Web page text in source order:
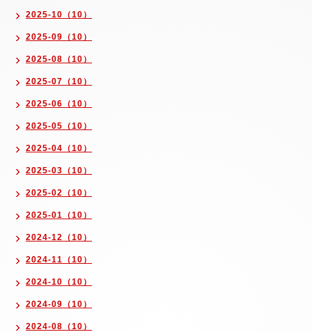
2025-10（10）
2025-09（10）
2025-08（10）
2025-07（10）
2025-06（10）
2025-05（10）
2025-04（10）
2025-03（10）
2025-02（10）
2025-01（10）
2024-12（10）
2024-11（10）
2024-10（10）
2024-09（10）
2024-08（10）